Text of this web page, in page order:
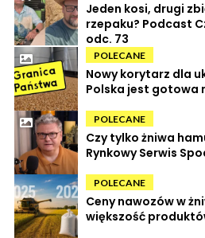
Jeden kosi, drugi
rzepaku? Podcast
odc. 73
POLECANE
Nowy korytarz dla
Polska jest gotowa
POLECANE
Czy tylko żniwa
Rynkowy Serwis
POLECANE
Ceny nawozów w
większość